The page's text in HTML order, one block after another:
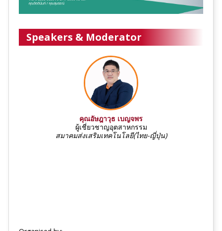
Speakers & Moderator
คุณอัษฎาวุธ เบญจพร
ผู้เชี่ยวชาญอุตสาหกรรม
สมาคมส่งเสริมเทคโนโลยี(ไทย-ญี่ปุ่น)